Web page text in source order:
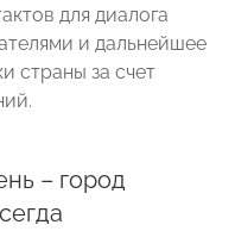
для диалога
и дальнейшее
страны за счет
– город